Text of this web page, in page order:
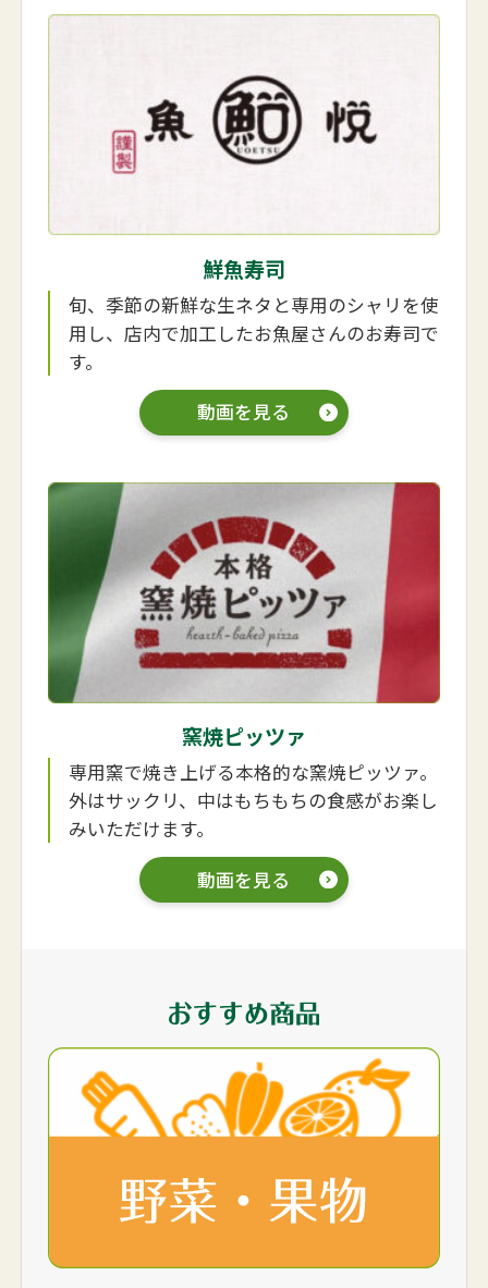
鮮魚寿司
旬、季節の新鮮な生ネタと専用のシャリを使
用し、店内で加工したお魚屋さんのお寿司で
す。
動画を見る
窯焼ピッツァ
専用窯で焼き上げる本格的な窯焼ピッツァ。
外はサックリ、中はもちもちの食感がお楽し
みいただけます。
動画を見る